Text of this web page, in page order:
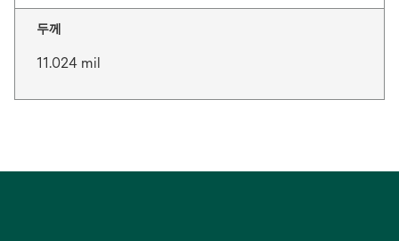
두께
11.024 mil